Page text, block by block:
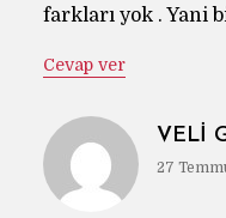
farkları yok . Yani
Cevap ver
VELI
27